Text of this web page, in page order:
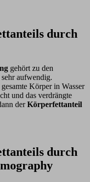
durch
gehört zu den
aufwendig.
Körper in Wasser
und das verdrängte
derKörperfettanteil
durch